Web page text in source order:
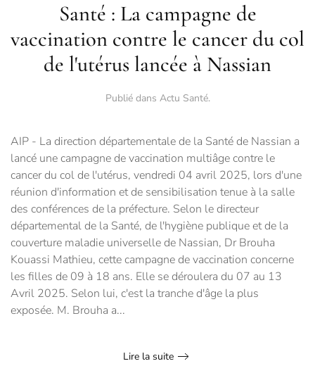
Santé : La campagne de
vaccination contre le cancer du col
de l'utérus lancée à Nassian
Publié dans Actu Santé.
AIP - La direction départementale de la Santé de Nassian a
lancé une campagne de vaccination multiâge contre le
cancer du col de l'utérus, vendredi 04 avril 2025, lors d'une
réunion d'information et de sensibilisation tenue à la salle
des conférences de la préfecture. Selon le directeur
départemental de la Santé, de l'hygiène publique et de la
couverture maladie universelle de Nassian, Dr Brouha
Kouassi Mathieu, cette campagne de vaccination concerne
les filles de 09 à 18 ans. Elle se déroulera du 07 au 13
Avril 2025. Selon lui, c'est la tranche d'âge la plus
exposée. M. Brouha a...
Lire la suite